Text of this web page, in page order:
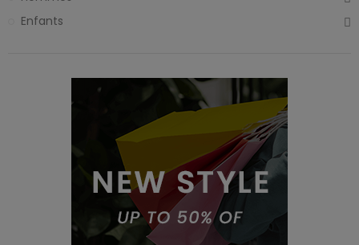
Enfants